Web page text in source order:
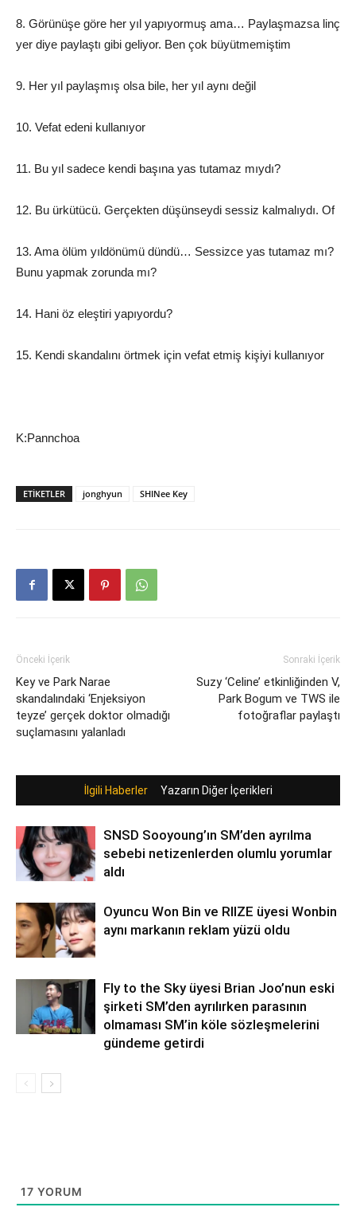
8. Görünüşe göre her yıl yapıyormuş ama… Paylaşmazsa linç
yer diye paylaştı gibi geliyor. Ben çok büyütmemiştim
9. Her yıl paylaşmış olsa bile, her yıl aynı değil
10. Vefat edeni kullanıyor
11. Bu yıl sadece kendi başına yas tutamaz mıydı?
12. Bu ürkütücü. Gerçekten düşünseydi sessiz kalmalıydı. Of
13. Ama ölüm yıldönümü dündü… Sessizce yas tutamaz mı?
Bunu yapmak zorunda mı?
14. Hani öz eleştiri yapıyordu?
15. Kendi skandalını örtmek için vefat etmiş kişiyi kullanıyor
K:Pannchoa
ETIKETLER jonghyun SHINee Key
Önceki İçerik
Key ve Park Narae
skandalındaki ‘Enjeksiyon
teyze’ gerçek doktor olmadığı
suçlamasını yalanladı
Sonraki İçerik
Suzy ‘Celine’ etkinliğinden V,
Park Bogum ve TWS ile
fotoğraflar paylaştı
İlgili Haberler Yazarın Diğer İçerikleri
SNSD Sooyoung’ın SM’den ayrılma
sebebi netizenlerden olumlu yorumlar
aldı
Oyuncu Won Bin ve RIIZE üyesi Wonbin
aynı markanın reklam yüzü oldu
Fly to the Sky üyesi Brian Joo’nun eski
şirketi SM’den ayrılırken parasının
olmaması SM’in köle sözleşmelerini
gündeme getirdi
17 YORUM